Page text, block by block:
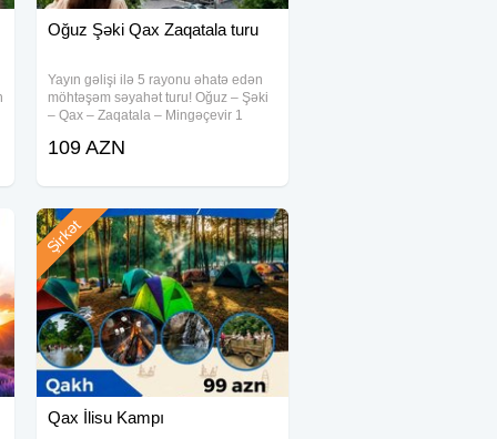
Oğuz Şəki Qax Zaqatala turu
Yayın gəlişi ilə 5 rayonu əhatə edən
möhtəşəm səyahət turu! Oğuz – Şəki
– Qax – Zaqatala – Mingəçevir 1
Qiymətlər: Koteclərdə gecələmə –
119
109 AZN
Qax İlisu Kampı
Şirkət